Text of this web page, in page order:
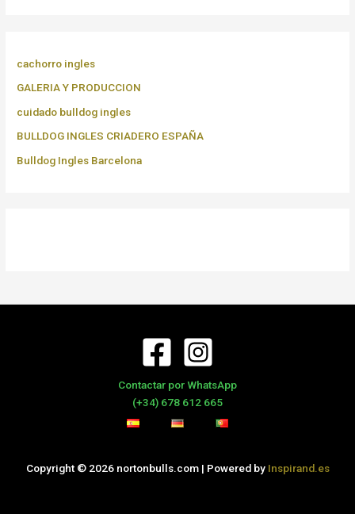
cachorro ingles
GALERIA Y PRODUCCION
cuidado bulldog ingles
BULLDOG INGLES CRIADERO ESPAÑA
Bulldog Ingles Barcelona
Contactar por WhatsApp
(+34) 678 612 665
Copyright © 2026 nortonbulls.com | Powered by Inspirand.es